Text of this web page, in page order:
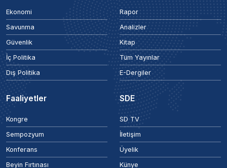
Ekonomi
Savunma
Güvenlik
İç Politika
Dış Politika
Rapor
Analizler
Kitap
Tüm Yayınlar
E-Dergiler
Faaliyetler
Kongre
Sempozyum
Konferans
Beyin Fırtınası
SDE
SD TV
İletişim
Üyelik
Künye